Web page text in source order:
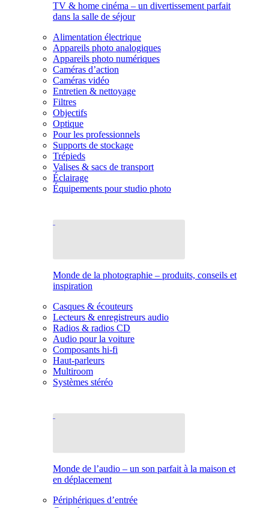
TV & home cinéma – un divertissement parfait
dans la salle de séjour
Alimentation électrique
Appareils photo analogiques
Appareils photo numériques
Caméras d’action
Caméras vidéo
Entretien & nettoyage
Filtres
Objectifs
Optique
Pour les professionnels
Supports de stockage
Trépieds
Valises & sacs de transport
Éclairage
Équipements pour studio photo
Monde de la photographie – produits, conseils et
inspiration
Casques & écouteurs
Lecteurs & enregistreurs audio
Radios & radios CD
Audio pour la voiture
Composants hi-fi
Haut-parleurs
Multiroom
Systèmes stéréo
Monde de l’audio – un son parfait à la maison et
en déplacement
Périphériques d’entrée